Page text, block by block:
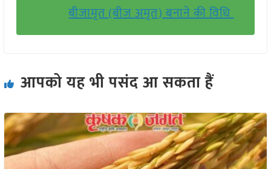
बीजामृत (बीज अमृत) बनाने की विधि
आपको यह भी पसंद आ सकता हैं